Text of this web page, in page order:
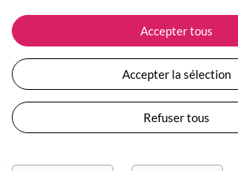
Nos engagements
Plan du site
Devenir revendeur
Collection Femme
Collection Enfants
Les Totebags
Nos différents thèmes
ASSISTANCE
Suivre ma commande
Expédition et livraison
Retour et remboursement
Moyens de paiement
Questions / Réponses
Conditions générales de vente
Protection des données personnelles
Accepter tous
Accepter la sélection
Refuser tous